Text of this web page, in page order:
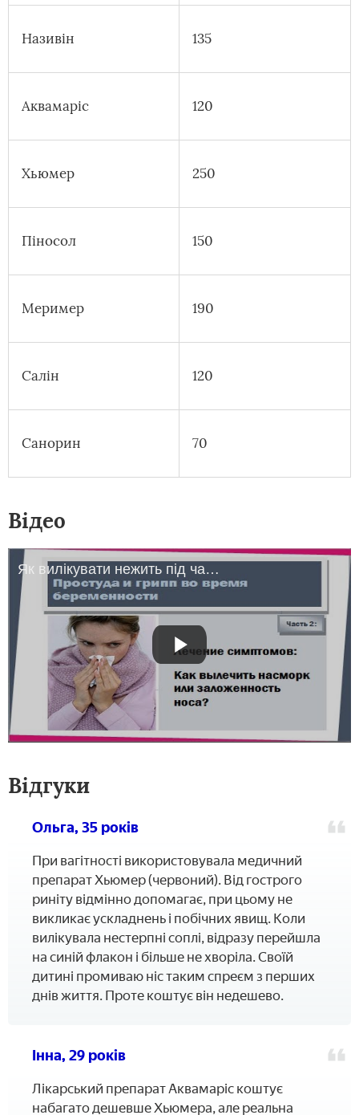
Називін 135
Аквамаріс 120
Хьюмер 250
Піносол 150
Меример 190
Салін 120
Санорин 70
Відео
Як вилікувати нежить під час вагітності
Відгуки
Ольга, 35 років
При вагітності використовувала медичний
препарат Хьюмер (червоний). Від гострого
риніту відмінно допомагає, при цьому не
викликає ускладнень і побічних явищ. Коли
вилікувала нестерпні соплі, відразу перейшла
на синій флакон і більше не хворіла. Своїй
дитині промиваю ніс таким спреєм з перших
днів життя. Проте коштує він недешево.
Інна, 29 років
Лікарський препарат Аквамаріс коштує
набагато дешевше Хьюмера, але реальна